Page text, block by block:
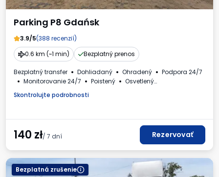
Parking P8 Gdańsk
3.9/5(388 recenzií)
0.6 km (~1 min)
Bezplatný prenos
Bezplatný transfer Dohliadaný Ohradený
Podpora 24/7
Monitorovanie 24/7
Poistený
Osvetlený
Autá a autobusy
Toaleta
Skontrolujte podrobnosti
140 zł/ 7 dní Rezervovať
Bezplatná zrušenie